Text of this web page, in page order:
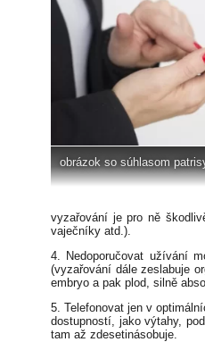
obrázok so súhlasom
vyzařování je pro ně
vaječníky atd.).
4. Nedoporučovat užívání
(vyzařování dále zeslabuje
embryo a pak plod, silně
5. Telefonovat jen v
dostupností, jako výtahy,
tam až zdesetinásobuje.